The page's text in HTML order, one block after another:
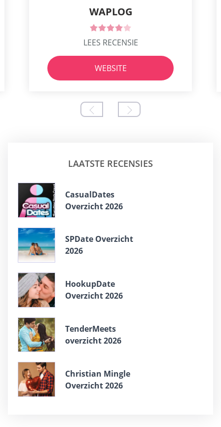
WAPLOG
LEES RECENSIE
WEBSITE
LAATSTE RECENSIES
СasualDates
Overzicht 2026
SPDate Overzicht
2026
HookupDate
Overzicht 2026
TenderMeets
overzicht 2026
Christian Mingle
Overzicht 2026